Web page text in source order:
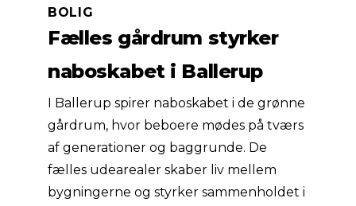
Fælles gårdrum styrker
naboskabet i Ballerup
BOLIG
I Ballerup spirer naboskabet i de grønne
gårdrum, hvor beboere mødes på tværs
af generationer og baggrunde. De
fælles udearealer skaber liv mellem
bygningerne og styrker sammenholdet i